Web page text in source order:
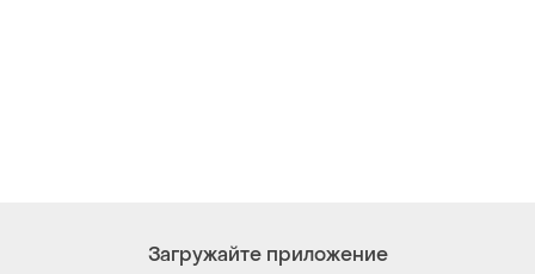
Загружайте приложение